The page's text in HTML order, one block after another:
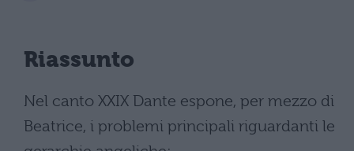
Riassunto
Nel canto XXIX Dante espone, per mezzo di
Beatrice, i problemi principali riguardanti le